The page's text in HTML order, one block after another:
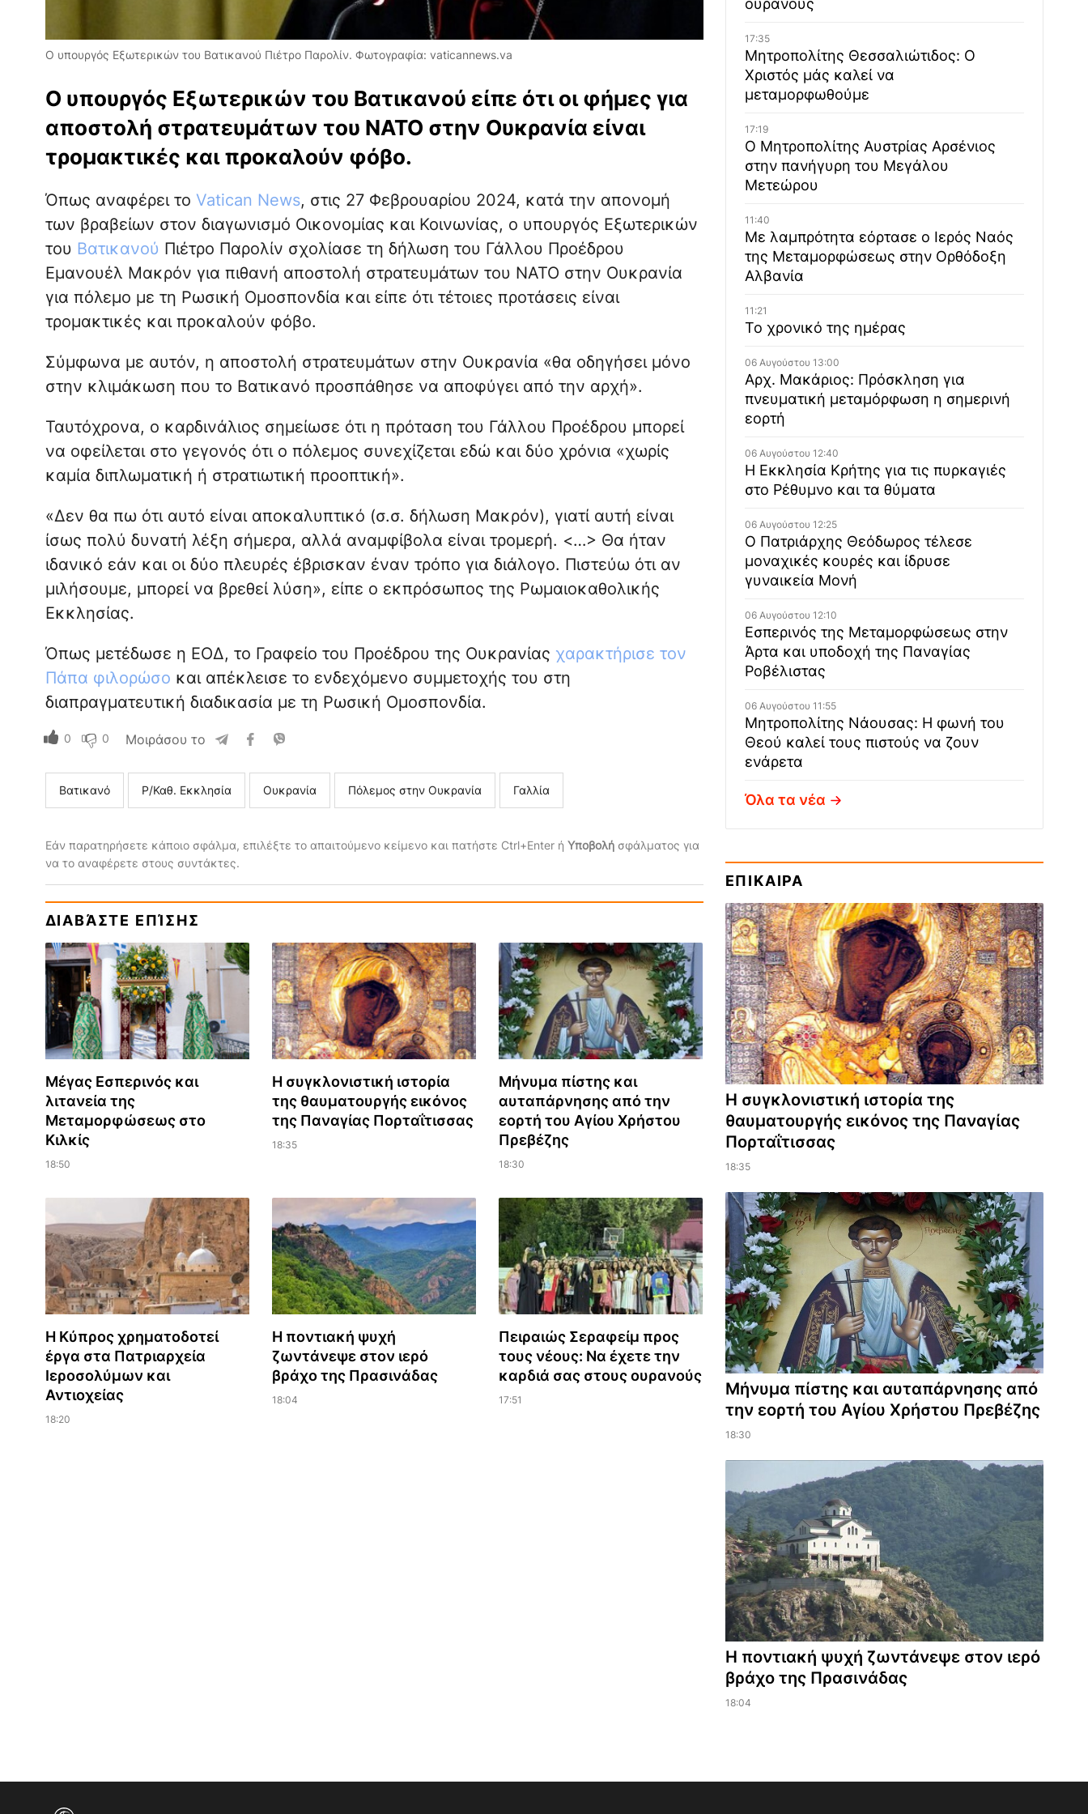
Ο υπουργός Εξωτερικών του Βατικανού Πιέτρο Παρολίν. Φωτογραφία: vaticannews.va
Ο υπουργός Εξωτερικών του Βατικανού είπε ότι οι φήμες για
αποστολή στρατευμάτων του ΝΑΤΟ στην Ουκρανία είναι
τρομακτικές και προκαλούν φόβο.
Όπως αναφέρει το Vatican News, στις 27 Φεβρουαρίου 2024, κατά την απονομή
των βραβείων στον διαγωνισμό Οικονομίας και Κοινωνίας, ο υπουργός Εξωτερικών
του Βατικανού Πιέτρο Παρολίν σχολίασε τη δήλωση του Γάλλου Προέδρου
Εμανουέλ Μακρόν για πιθανή αποστολή στρατευμάτων του ΝΑΤΟ στην Ουκρανία
για πόλεμο με τη Ρωσική Ομοσπονδία και είπε ότι τέτοιες προτάσεις είναι
τρομακτικές και προκαλούν φόβο.
Σύμφωνα με αυτόν, η αποστολή στρατευμάτων στην Ουκρανία «θα οδηγήσει μόνο
στην κλιμάκωση που το Βατικανό προσπάθησε να αποφύγει από την αρχή».
Ταυτόχρονα, ο καρδινάλιος σημείωσε ότι η πρόταση του Γάλλου Προέδρου μπορεί
να οφείλεται στο γεγονός ότι ο πόλεμος συνεχίζεται εδώ και δύο χρόνια «χωρίς
καμία διπλωματική ή στρατιωτική προοπτική».
«Δεν θα πω ότι αυτό είναι αποκαλυπτικό (σ.σ. δήλωση Μακρόν), γιατί αυτή είναι
ίσως πολύ δυνατή λέξη σήμερα, αλλά αναμφίβολα είναι τρομερή. <…> Θα ήταν
ιδανικό εάν και οι δύο πλευρές έβρισκαν έναν τρόπο για διάλογο. Πιστεύω ότι αν
μιλήσουμε, μπορεί να βρεθεί λύση», είπε ο εκπρόσωπος της Ρωμαιοκαθολικής
Εκκλησίας.
Όπως μετέδωσε η ΕΟΔ, το Γραφείο του Προέδρου της Ουκρανίας χαρακτήρισε τον
Πάπα φιλορώσο και απέκλεισε το ενδεχόμενο συμμετοχής του στη
διαπραγματευτική διαδικασία με τη Ρωσική Ομοσπονδία.
0 0 Μοιράσου το
Βατικανό Ρ/Καθ. Εκκλησία Ουκρανία Πόλεμος στην Ουκρανία Γαλλία
Εάν παρατηρήσετε κάποιο σφάλμα, επιλέξτε το απαιτούμενο κείμενο και πατήστε Ctrl+Enter ή Υποβολήσφάλματος για
να το αναφέρετε στους συντάκτες.
ΔΙΑΒΆΣΤΕ ΕΠΊΣΗΣ
Μέγας Εσπερινός και
λιτανεία της
Μεταμορφώσεως στο
Κιλκίς
18:50
Η συγκλονιστική ιστορία
της θαυματουργής εικόνος
της Παναγίας Πορταΐτισσας
18:35
Μήνυμα πίστης και
αυταπάρνησης από την
εορτή του Αγίου Χρήστου
Πρεβέζης
18:30
Η Κύπρος χρηματοδοτεί
έργα στα Πατριαρχεία
Ιεροσολύμων και
Αντιοχείας
18:20
Η ποντιακή ψυχή
ζωντάνεψε στον ιερό
βράχο της Πρασινάδας
18:04
Πειραιώς Σεραφείμ προς
τους νέους: Να έχετε την
καρδιά σας στους ουρανούς
17:51
ουρανούς
17:35
Μητροπολίτης Θεσσαλιώτιδος: Ο
Χριστός μάς καλεί να
μεταμορφωθούμε
17:19
Ο Μητροπολίτης Αυστρίας Αρσένιος
στην πανήγυρη του Μεγάλου
Μετεώρου
11:40
Με λαμπρότητα εόρτασε ο Ιερός Ναός
της Μεταμορφώσεως στην Ορθόδοξη
Αλβανία
11:21
Το χρονικό της ημέρας
06 Αυγούστου 13:00
Αρχ. Μακάριος: Πρόσκληση για
πνευματική μεταμόρφωση η σημερινή
εορτή
06 Αυγούστου 12:40
Η Εκκλησία Κρήτης για τις πυρκαγιές
στο Ρέθυμνο και τα θύματα
06 Αυγούστου 12:25
Ο Πατριάρχης Θεόδωρος τέλεσε
μοναχικές κουρές και ίδρυσε
γυναικεία Μονή
06 Αυγούστου 12:10
Εσπερινός της Μεταμορφώσεως στην
Άρτα και υποδοχή της Παναγίας
Ροβέλιστας
06 Αυγούστου 11:55
Μητροπολίτης Νάουσας: Η φωνή του
Θεού καλεί τους πιστούς να ζουν
ενάρετα
Όλα τα νέα
ΕΠΙΚΑΙΡΑ
Η συγκλονιστική ιστορία της
θαυματουργής εικόνος της Παναγίας
Πορταΐτισσας
18:35
Μήνυμα πίστης και αυταπάρνησης από
την εορτή του Αγίου Χρήστου Πρεβέζης
18:30
Η ποντιακή ψυχή ζωντάνεψε στον ιερό
βράχο της Πρασινάδας
18:04